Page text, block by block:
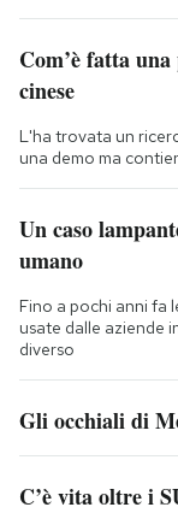
Com’è fatta
cinese
L'ha trovata un
una demo ma
Un caso
umano
Fino a pochi anni fa
usate dalle aziende
diverso
Gli occhiali di
C’è vita oltre i